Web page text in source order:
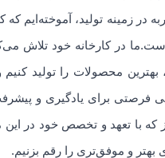
در زمینه تولید، آموخته‌ایم
در کارخانه خود تلاش
بهترین محصولات را تولید
فرصتی برای یادگیری و
که با تعهد و تخصص خود در
بهتر و موفق‌تری را رقم بزنیم.